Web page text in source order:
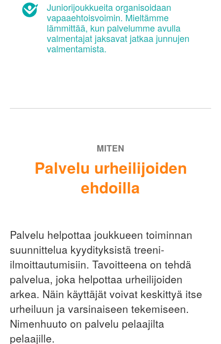
Juniorijoukkueita organisoidaan
vapaaehtoisvoimin. Mieltämme
lämmittää, kun palvelumme avulla
valmentajat jaksavat jatkaa junnujen
valmentamista.
MITEN
Palvelu urheilijoiden
ehdoilla
Palvelu helpottaa joukkueen toiminnan
suunnittelua kyydityksistä treeni-
ilmoittautumisiin. Tavoitteena on tehdä
palvelua, joka helpottaa urheilijoiden
arkea. Näin käyttäjät voivat keskittyä itse
urheiluun ja varsinaiseen tekemiseen.
Nimenhuuto on palvelu pelaajilta
pelaajille.